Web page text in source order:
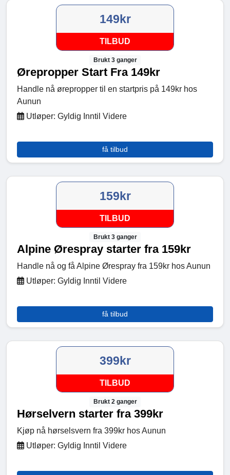
149kr
TILBUD
Brukt 3 ganger
Ørepropper Start Fra 149kr
Handle nå ørepropper til en startpris på 149kr hos
Aunun
Utløper: Gyldig Inntil Videre
få tilbud
159kr
TILBUD
Brukt 3 ganger
Alpine Ørespray starter fra 159kr
Handle nå og få Alpine Ørespray fra 159kr hos Aunun
Utløper: Gyldig Inntil Videre
få tilbud
399kr
TILBUD
Brukt 2 ganger
Hørselvern starter fra 399kr
Kjøp nå hørselsvern fra 399kr hos Aunun
Utløper: Gyldig Inntil Videre